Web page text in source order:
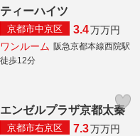
ティーハイツ
京都市中京区 3.4万万円
ワンルーム 阪急京都本線西院駅
徒歩12分
エンゼルプラザ京都太秦
京都市右京区 7.3万万円